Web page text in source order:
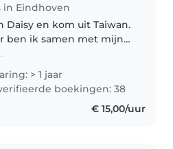
in Eindhoven
Daisy en kom uit Taiwan.
ben ik samen met mijn
verhuisd. We hebben
kinderen, maar ik ben
kinderen en heb veel
> 1 jaar
boekingen: 38
€ 15,00/uur